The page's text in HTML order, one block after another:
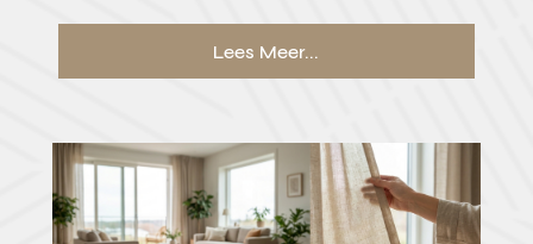
Lees Meer...